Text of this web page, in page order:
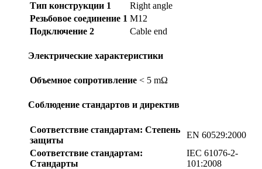
Тип конструкции 1
Right angle
Резьбовое соединение 1 M12
Подключение 2
Cable end
Электрические характеристики
Объемное сопротивление < 5 mΩ
Соблюдение стандартов и директив
Соответствие стандартам: Степень
защиты
EN 60529:2000
Соответствие стандартам:
Стандарты
IEC 61076-2-
101:2008